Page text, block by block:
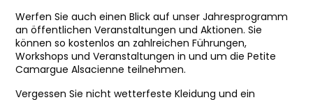
Werfen Sie auch einen Blick auf unser Jahresprogramm
an öffentlichen Veranstaltungen und Aktionen. Sie
können so kostenlos an zahlreichen Führungen,
Workshops und Veranstaltungen in und um die Petite
Camargue Alsacienne teilnehmen.
Vergessen Sie nicht wetterfeste Kleidung und ein